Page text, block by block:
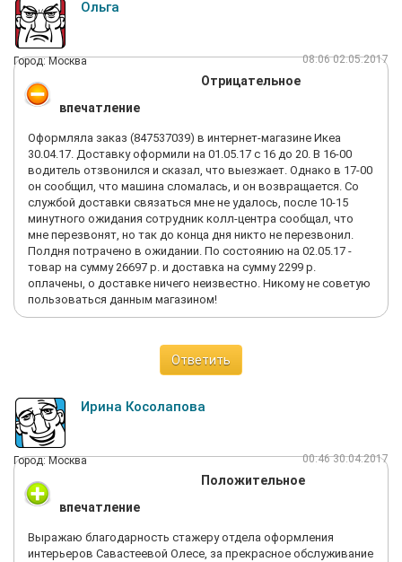
поддержки уже нет.
В итоге: потраченное время (ТРИЖДЫ заказ не был
доставлен), потраченные деньги за товар, который так и не
удалось получить и время, которое теперь придется
потратить, что бы вернуть деньги.
Т. Е. за свои же немаленькие деньги получилось приобрести
проблемы.
Какие бы ни были товары, такое отношение отбивает
желание вообще посещать магазин.
Ольга
Город: Москва 08:06 02.05.2017
Отрицательное
впечатление
Оформляла заказ (847537039) в интернет-магазине Икеа
30.04.17. Доставку оформили на 01.05.17 с 16 до 20. В 16-00
водитель отзвонился и сказал, что выезжает. Однако в 17-00
он сообщил, что машина сломалась, и он возвращается. Со
службой доставки связаться мне не удалось, после 10-15
минутного ожидания сотрудник колл-центра сообщал, что
мне перезвонят, но так до конца дня никто не перезвонил.
Полдня потрачено в ожидании. По состоянию на 02.05.17 -
товар на сумму 26697 р. и доставка на сумму 2299 р.
оплачены, о доставке ничего неизвестно. Никому не советую
пользоваться данным магазином!
Ответить
Ирина Косолапова
Город: Москва 00:46 30.04.2017
Положительное
впечатление
Выражаю благодарность стажеру отдела оформления
интерьеров Савастеевой Олесе, за прекрасное обслуживание